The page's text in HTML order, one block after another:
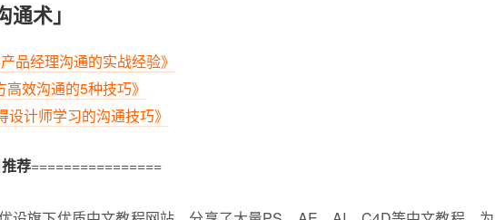
通术」
品经理沟通的实战经验》
效沟通的5种技巧》
设计师学习的沟通技巧》
荐================